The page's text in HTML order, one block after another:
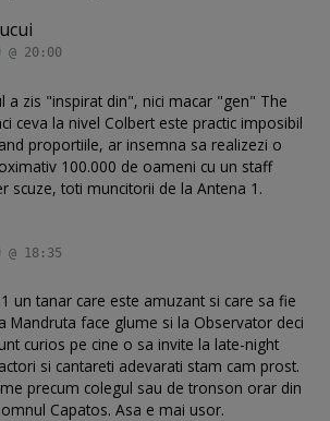
@ 20:00
a zis "inspirat din", nici macar "gen" The
ceva la nivel Colbert este practic imposibil
proportiile, ar insemna sa realizezi o
100.000 de oameni cu un staff
scuze, toti muncitorii de la Antena 1.
@ 18:35
un tanar care este amuzant si care sa fie
Mandruta face glume si la Observator deci
curios pe cine o sa invite la late-night
si cantareti adevarati stam cam prost.
precum colegul sau de tronson orar din
Capatos. Asa e mai usor.